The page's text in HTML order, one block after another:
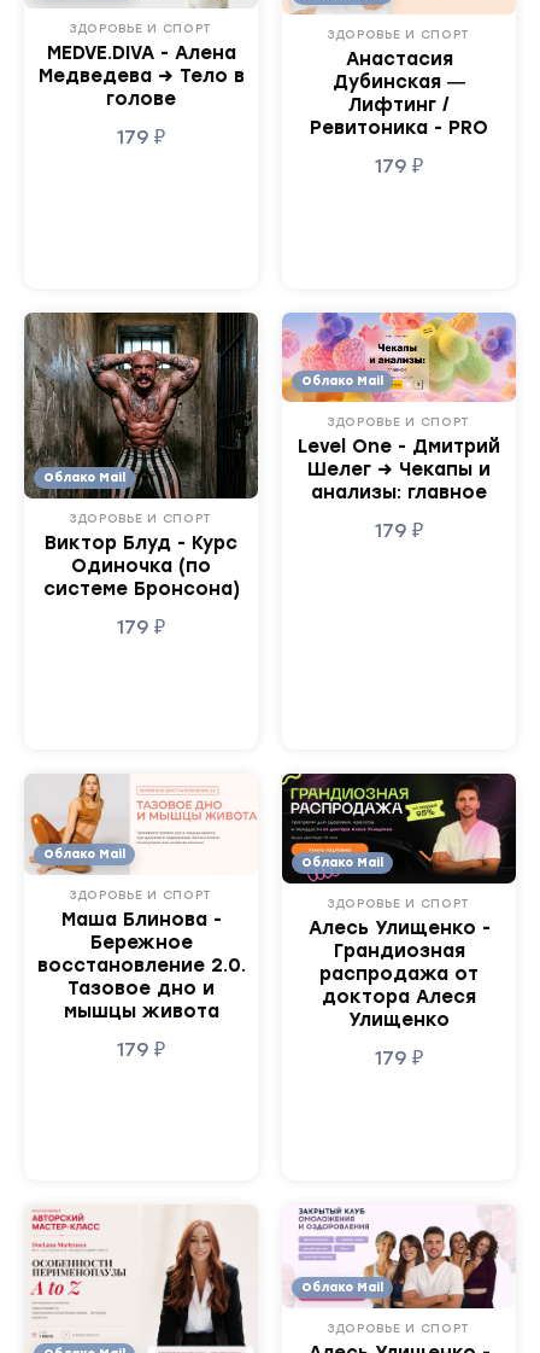
ЗДОРОВЬЕ И СПОРТ
MEDVE.DIVA - Алена
Медведева → Тело в
голове
179 ₽
ЗДОРОВЬЕ И СПОРТ
Анастасия
Дубинская ―
Лифтинг /
Ревитоника - PRO
179 ₽
Облако Mail
ЗДОРОВЬЕ И СПОРТ
Виктор Блуд - Курс
Одиночка (по
системе Бронсона)
179 ₽
Облако Mail
ЗДОРОВЬЕ И СПОРТ
Level One - Дмитрий
Шелег → Чекапы и
анализы: главное
179 ₽
Облако Mail
ЗДОРОВЬЕ И СПОРТ
Маша Блинова -
Бережное
восстановление 2.0.
Тазовое дно и
мышцы живота
179 ₽
Облако Mail
ЗДОРОВЬЕ И СПОРТ
Алесь Улищенко -
Грандиозная
распродажа от
доктора Алеся
Улищенко
179 ₽
Облако Mail
ЗДОРОВЬЕ И СПОРТ